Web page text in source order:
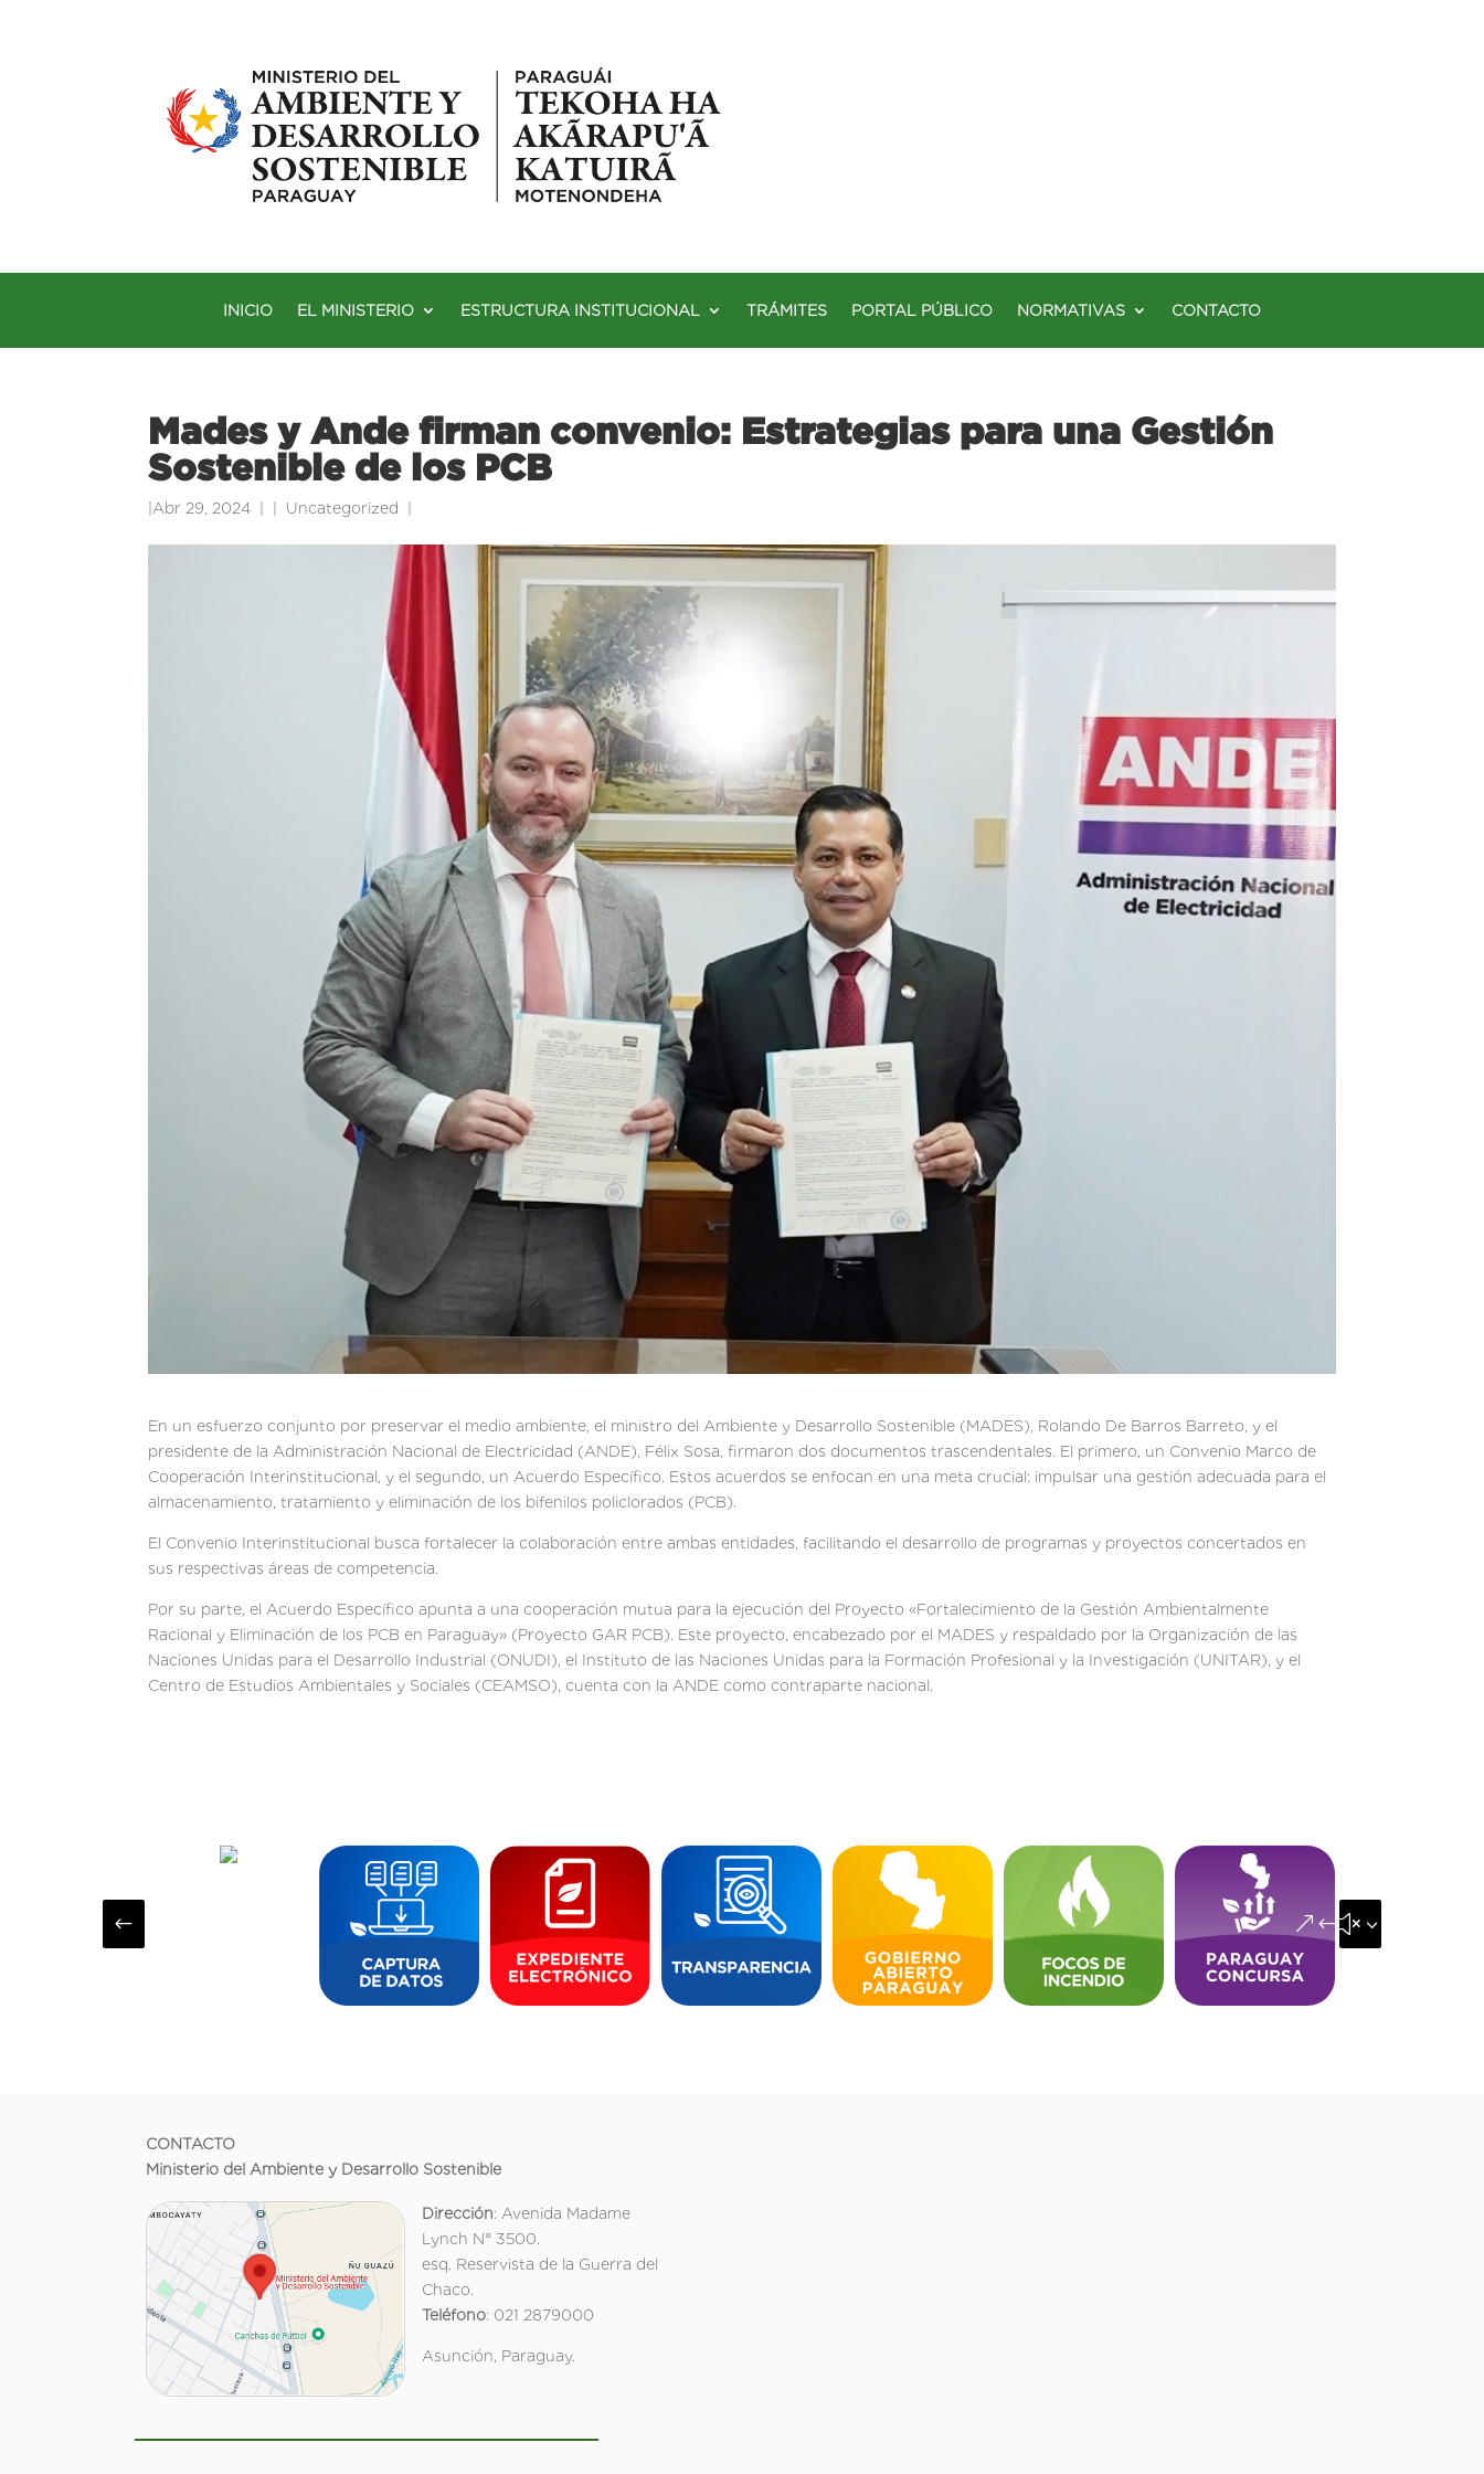
INICIO EL MINISTERIO ESTRUCTURA INSTITUCIONAL TRÁMITES PORTAL PÚBLICO NORMATIVAS CONTACTO
Mades y Ande firman convenio: Estrategias para una Gestión
Sostenible de los PCB
Abr 29, 2024 Uncategorized
En un esfuerzo conjunto por preservar el medio ambiente, el ministro del Ambiente y Desarrollo Sostenible (MADES), Rolando De Barros Barreto, y el
presidente de la Administración Nacional de Electricidad (ANDE), Félix Sosa, firmaron dos documentos trascendentales. El primero, un Convenio Marco de
Cooperación Interinstitucional, y el segundo, un Acuerdo Específico. Estos acuerdos se enfocan en una meta crucial: impulsar una gestión adecuada para el
almacenamiento, tratamiento y eliminación de los bifenilos policlorados (PCB).
El Convenio Interinstitucional busca fortalecer la colaboración entre ambas entidades, facilitando el desarrollo de programas y proyectos concertados en
sus respectivas áreas de competencia.
Por su parte, el Acuerdo Específico apunta a una cooperación mutua para la ejecución del Proyecto «Fortalecimiento de la Gestión Ambientalmente
Racional y Eliminación de los PCB en Paraguay» (Proyecto GAR PCB). Este proyecto, encabezado por el MADES y respaldado por la Organización de las
Naciones Unidas para el Desarrollo Industrial (ONUDI), el Instituto de las Naciones Unidas para la Formación Profesional y la Investigación (UNITAR), y el
Centro de Estudios Ambientales y Sociales (CEAMSO), cuenta con la ANDE como contraparte nacional.
# &#x35;
CONTACTO
Ministerio del Ambiente y Desarrollo Sostenible
Dirección: Avenida Madame
Lynch N° 3500.
esq. Reservista de la Guerra del
Chaco.
Teléfono: 021 2879000
Asunción, Paraguay.